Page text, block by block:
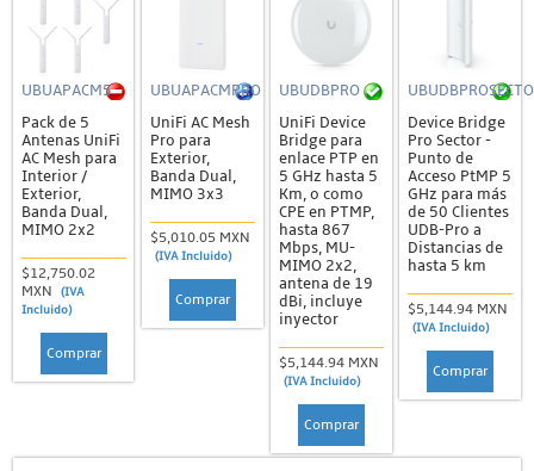
UBUAPACM5
Pack de 5
Antenas UniFi
AC Mesh para
Interior /
Exterior,
Banda Dual,
MIMO 2x2
$12,750.02
MXN
(IVA
Incluido)
Comprar
UBUAPACMPRO
UniFi AC Mesh
Pro para
Exterior,
Banda Dual,
MIMO 3x3
$5,010.05 MXN
(IVA Incluido)
Comprar
UBUDBPRO
UniFi Device
Bridge para
enlace PTP en
5 GHz hasta 5
Km, o como
CPE en PTMP,
hasta 867
Mbps, MU-
MIMO 2x2,
antena de 19
dBi, incluye
inyector
$5,144.94 MXN
(IVA Incluido)
Comprar
Device Bridge
Pro Sector -
Punto de
Acceso PtMP 5
GHz para más
de 50 Clientes
UDB-Pro a
Distancias de
hasta 5 km
$5,144.94 MXN
(IVA Incluido)
Comprar